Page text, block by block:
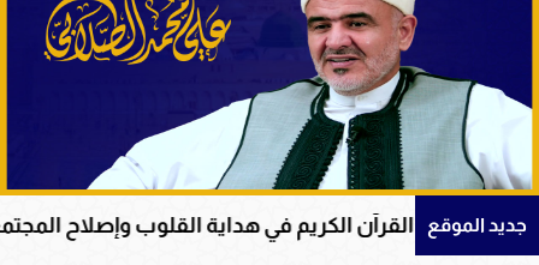
جديد الموقع
الكريم في هداية القلوب وإصلاح المجتمعات وقيادة